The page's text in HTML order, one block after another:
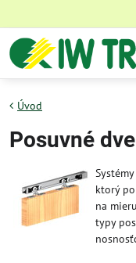
Úvod
Posuvné
ktorý
na
typy